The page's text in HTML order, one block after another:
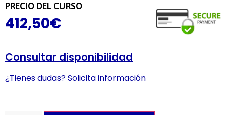
PRECIO DEL CURSO
412,50€
Consultar disponibilidad
¿Tienes dudas? Solicita información